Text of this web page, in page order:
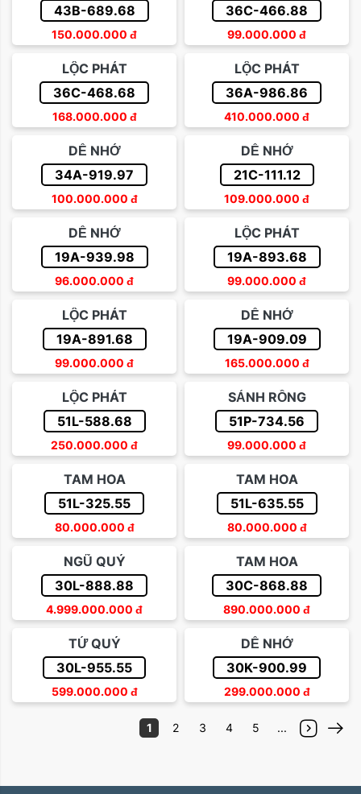
43B-689.68
150.000.000 đ
36C-466.88
99.000.000 đ
LỘC PHÁT
36C-468.68
168.000.000 đ
LỘC PHÁT
36A-986.86
410.000.000 đ
DỄ NHỚ
34A-919.97
100.000.000 đ
DỄ NHỚ
21C-111.12
109.000.000 đ
DỄ NHỚ
19A-939.98
96.000.000 đ
LỘC PHÁT
19A-893.68
99.000.000 đ
LỘC PHÁT
19A-891.68
99.000.000 đ
DỄ NHỚ
19A-909.09
165.000.000 đ
LỘC PHÁT
51L-588.68
250.000.000 đ
SẢNH RỒNG
51P-734.56
99.000.000 đ
TAM HOA
51L-325.55
80.000.000 đ
TAM HOA
51L-635.55
80.000.000 đ
NGŨ QUÝ
30L-888.88
4.999.000.000 đ
TAM HOA
30C-868.88
890.000.000 đ
TỨ QUÝ
30L-955.55
599.000.000 đ
DỄ NHỚ
30K-900.99
299.000.000 đ
1 2 3 4 5 ...